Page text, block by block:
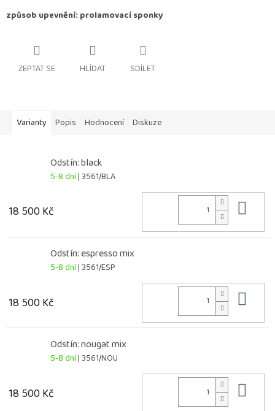
způsob upevnění: prolamovací sponky
ZEPTAT SE HLÍDAT SDÍLET
Varianty Popis Hodnocení Diskuze
Odstín: black
5-8 dní| 3561/BLA
18 500 Kč
Odstín: espresso mix
5-8 dní| 3561/ESP
18 500 Kč
Odstín: nougat mix
5-8 dní| 3561/NOU
18 500 Kč